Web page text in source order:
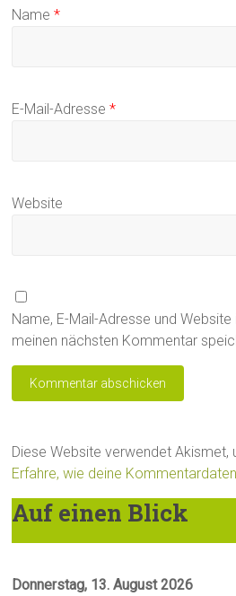
Name*
E-Mail-Adresse*
Website
Name, E-Mail-Adresse und
meinen nächsten Kommentar
Diese Website verwendet Akismet,
Erfahre, wie deine
Auf einen Blick
Donnerstag, 13. August 2026